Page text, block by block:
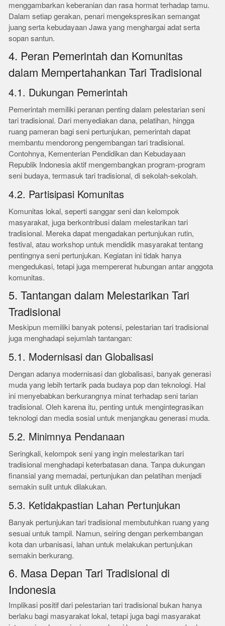
menggambarkan keberanian dan rasa hormat terhadap tamu.
Dalam setiap gerakan, penari mengekspresikan semangat
juang serta kebudayaan Jawa yang menghargai adat serta
sopan santun.
4. Peran Pemerintah dan Komunitas
dalam Mempertahankan Tari Tradisional
4.1. Dukungan Pemerintah
Pemerintah memiliki peranan penting dalam pelestarian seni
tari tradisional. Dari menyediakan dana, pelatihan, hingga
ruang pameran bagi seni pertunjukan, pemerintah dapat
membantu mendorong pengembangan tari tradisional.
Contohnya, Kementerian Pendidikan dan Kebudayaan
Republik Indonesia aktif mengembangkan program-program
seni budaya, termasuk tari tradisional, di sekolah-sekolah.
4.2. Partisipasi Komunitas
Komunitas lokal, seperti sanggar seni dan kelompok
masyarakat, juga berkontribusi dalam melestarikan tari
tradisional. Mereka dapat mengadakan pertunjukan rutin,
festival, atau workshop untuk mendidik masyarakat tentang
pentingnya seni pertunjukan. Kegiatan ini tidak hanya
mengedukasi, tetapi juga mempererat hubungan antar anggota
komunitas.
5. Tantangan dalam Melestarikan Tari
Tradisional
Meskipun memiliki banyak potensi, pelestarian tari tradisional
juga menghadapi sejumlah tantangan:
5.1. Modernisasi dan Globalisasi
Dengan adanya modernisasi dan globalisasi, banyak generasi
muda yang lebih tertarik pada budaya pop dan teknologi. Hal
ini menyebabkan berkurangnya minat terhadap seni tarian
tradisional. Oleh karena itu, penting untuk mengintegrasikan
teknologi dan media sosial untuk menjangkau generasi muda.
5.2. Minimnya Pendanaan
Seringkali, kelompok seni yang ingin melestarikan tari
tradisional menghadapi keterbatasan dana. Tanpa dukungan
finansial yang memadai, pertunjukan dan pelatihan menjadi
semakin sulit untuk dilakukan.
5.3. Ketidakpastian Lahan Pertunjukan
Banyak pertunjukan tari tradisional membutuhkan ruang yang
sesuai untuk tampil. Namun, seiring dengan perkembangan
kota dan urbanisasi, lahan untuk melakukan pertunjukan
semakin berkurang.
6. Masa Depan Tari Tradisional di
Indonesia
Implikasi positif dari pelestarian tari tradisional bukan hanya
berlaku bagi masyarakat lokal, tetapi juga bagi masyarakat